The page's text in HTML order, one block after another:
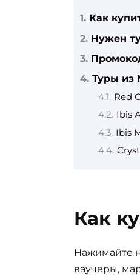
Как
Нужен
Туры из
Red
Ibis
Ibis
Как
Нажимайте
ваучеры,